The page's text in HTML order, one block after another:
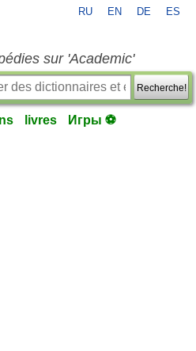
RU EN DE ES
sur 'Academic'
Recherche!
livres Игры ⚽